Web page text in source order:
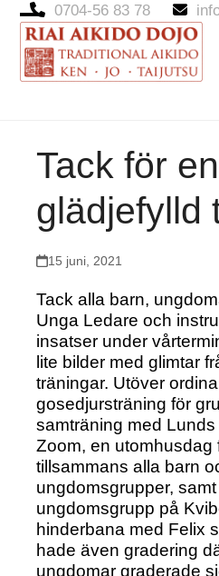
0704-56 83 78
Open
mobile
Close
mobile
Tack för en
glädjefylld
15 juni, 2021
Tack alla barn,
Unga Ledare och
insatser under
lite bilder med glimtar
träningar. Utöver
gosedjursträning för
samträning med
Zoom, en utomhusdag
tillsammans alla barn
ungdomsgrupper,
ungdomsgrupp på
hinderbana med Felix
hade även gradering
ungdomar graderade